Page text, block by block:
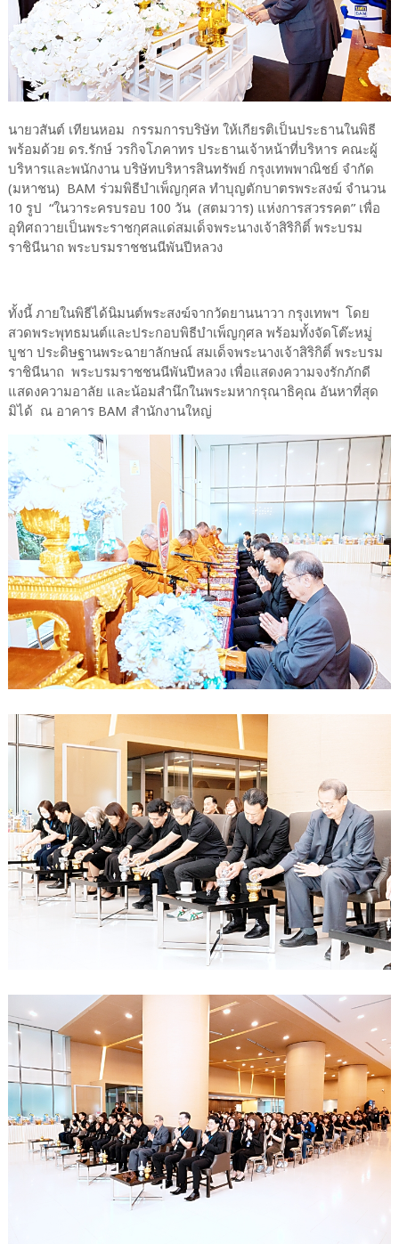
นายวสันต์ เทียนหอม กรรมการบริษัท ให้เกียรติเป็นประธานในพิธี
พร้อมด้วย ดร.รักษ์ วรกิจโภคาทร ประธานเจ้าหน้าที่บริหาร คณะผู้
บริหารและพนักงาน บริษัทบริหารสินทรัพย์ กรุงเทพพาณิชย์ จำกัด
(มหาชน) BAM ร่วมพิธีบำเพ็ญกุศล ทำบุญตักบาตรพระสงฆ์ จำนวน
10 รูป “ในวาระครบรอบ 100 วัน (สตมวาร) แห่งการสวรรคต” เพื่อ
อุทิศถวายเป็นพระราชกุศลแด่สมเด็จพระนางเจ้าสิริกิติ์ พระบรม
ราชินีนาถ พระบรมราชชนนีพันปีหลวง
ทั้งนี้ ภายในพิธีได้นิมนต์พระสงฆ์จากวัดยานนาวา กรุงเทพฯ โดย
สวดพระพุทธมนต์และประกอบพิธีบำเพ็ญกุศล พร้อมทั้งจัดโต๊ะหมู่
บูชา ประดิษฐานพระฉายาลักษณ์ สมเด็จพระนางเจ้าสิริกิติ์ พระบรม
ราชินีนาถ พระบรมราชชนนีพันปีหลวง เพื่อแสดงความจงรักภักดี
แสดงความอาลัย และน้อมสำนึกในพระมหากรุณาธิคุณ อันหาที่สุด
มิได้ ณ อาคาร BAM สำนักงานใหญ่